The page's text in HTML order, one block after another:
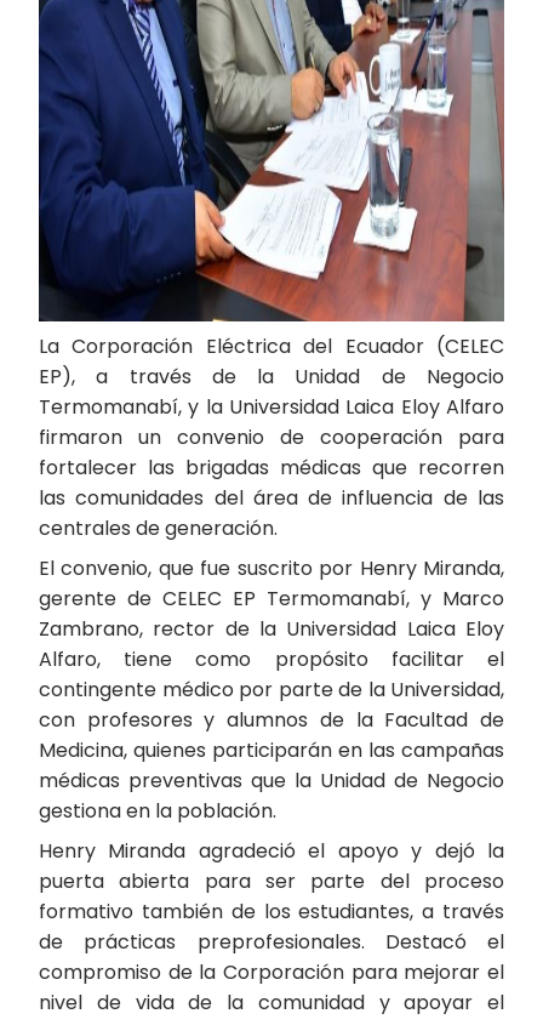
La Corporación Eléctrica del Ecuador (CELEC
EP), a través de la Unidad de Negocio
Termomanabí, y la Universidad Laica Eloy Alfaro
firmaron un convenio de cooperación para
fortalecer las brigadas médicas que recorren
las comunidades del área de influencia de las
centrales de generación.
El convenio, que fue suscrito por Henry Miranda,
gerente de CELEC EP Termomanabí, y Marco
Zambrano, rector de la Universidad Laica Eloy
Alfaro, tiene como propósito facilitar el
contingente médico por parte de la Universidad,
con profesores y alumnos de la Facultad de
Medicina, quienes participarán en las campañas
médicas preventivas que la Unidad de Negocio
gestiona en la población.
Henry Miranda agradeció el apoyo y dejó la
puerta abierta para ser parte del proceso
formativo también de los estudiantes, a través
de prácticas preprofesionales. Destacó el
compromiso de la Corporación para mejorar el
nivel de vida de la comunidad y apoyar el